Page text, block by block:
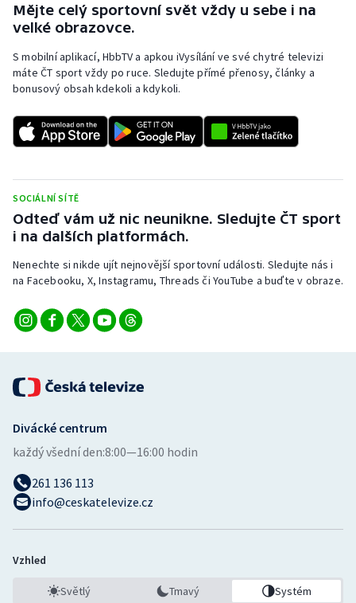
Plážový volejbal
Ragby
Rychlostní kanoistika
Short track
Sportovní střelba
Stolní tenis
Veslování
Ostatní
Mějte celý sportovní svět vždy u sebe i na
velké obrazovce.
S mobilní aplikací, HbbTV a apkou iVysílání ve své chytré televizi
máte ČT sport vždy po ruce. Sledujte přímé přenosy, články a
bonusový obsah kdekoli a kdykoli.
SOCIÁLNÍ SÍTĚ
Odteď vám už nic neunikne. Sledujte ČT sport
i na dalších platformách.
Nenechte si nikde ujít nejnovější sportovní události. Sledujte nás i
na Facebooku, X, Instagramu, Threads či YouTube a buďte v obraze.
Divácké centrum
každý všední den:8:00—16:00 hodin
261 136 113
info@ceskatelevize.cz
Vzhled
Světlý Tmavý Systém